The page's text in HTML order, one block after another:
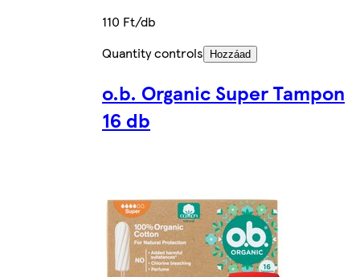
110 Ft/db
Quantity controls
Hozzáad
o.b. Organic Super Tampon
16 db